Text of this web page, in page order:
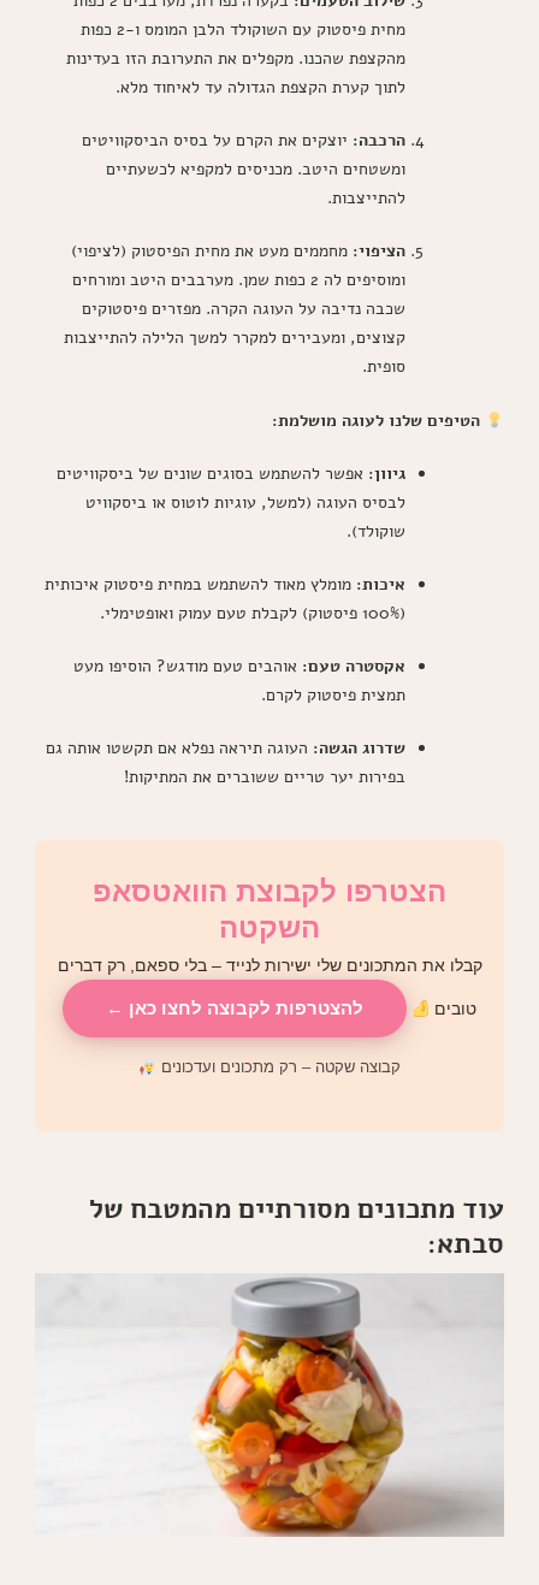
מחית פיסטוק עם השוקולד הלבן המומס ו-2 כפות
מהקצפת שהכנו. מקפלים את התערובת הזו בעדינות
לתוך קערת הקצפת הגדולה עד לאיחוד מלא.
הרכבה: יוצקים את הקרם על בסיס הביסקוויטים
ומשטחים היטב. מכניסים למקפיא לכשעתיים
להתייצבות.
הציפוי: מחממים מעט את מחית הפיסטוק (לציפוי)
ומוסיפים לה 2 כפות שמן. מערבבים היטב ומורחים
שכבה נדיבה על העוגה הקרה. מפזרים פיסטוקים
קצוצים, ומעבירים למקרר למשך הלילה להתייצבות
סופית.
הטיפים שלנו לעוגה מושלמת:
גיוון: אפשר להשתמש בסוגים שונים של ביסקוויטים
לבסיס העוגה (למשל, עוגיות לוטוס או ביסקוויט
שוקולד).
איכות: מומלץ מאוד להשתמש במחית פיסטוק איכותית
(100% פיסטוק) לקבלת טעם עמוק ואופטימלי.
אקסטרה טעם: אוהבים טעם מודגש? הוסיפו מעט
תמצית פיסטוק לקרם.
שדרוג הגשה: העוגה תיראה נפלא אם תקשטו אותה גם
בפירות יער טריים ששוברים את המתיקות!
הצטרפו לקבוצת הוואטסאפ
השקטה
קבלו את המתכונים שלי ישירות לנייד – בלי ספאם, רק דברים
טובים להצטרפות לקבוצה לחצו כאן ←
קבוצה שקטה – רק מתכונים ועדכונים
עוד מתכונים מסורתיים מהמטבח של
סבתא: